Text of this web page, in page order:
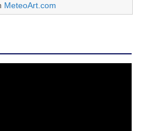
MeteoArt.com